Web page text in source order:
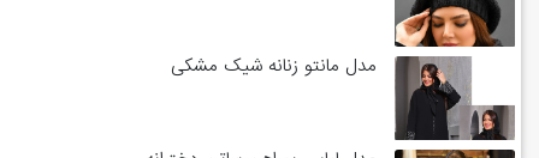
مدل مانتو زنانه شیک مشکی